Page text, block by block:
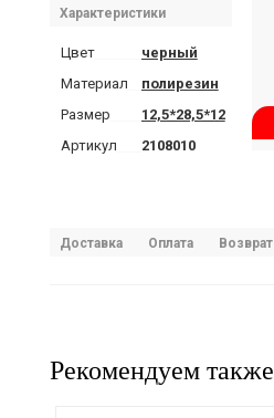
Характеристики
Цвет
черный
Материал
полирезин
Размер
12,5*28,5*12
Артикул
2108010
Доставка Оплата Возврат
Рекомендуем также